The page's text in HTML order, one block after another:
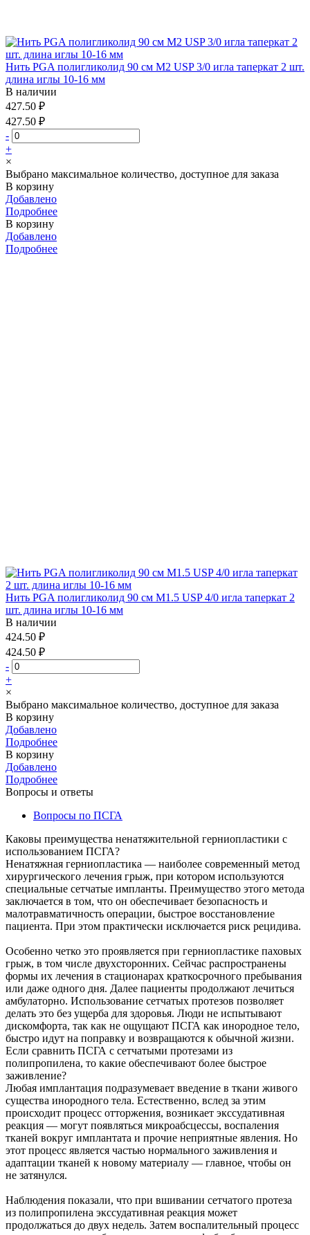
Нить PGA полигликолид 90 см М2 USP 3/0 игла таперкат 2 шт.
длина иглы 10-16 мм
В наличии
427.50 ₽
427.50 ₽
-
+
×
Выбрано максимальное количество, доступное для заказа
В корзину
Добавлено
Подробнее
В корзину
Добавлено
Подробнее
Нить PGA полигликолид 90 см М1.5 USP 4/0 игла таперкат 2
шт. длина иглы 10-16 мм
В наличии
424.50 ₽
424.50 ₽
-
+
×
Выбрано максимальное количество, доступное для заказа
В корзину
Добавлено
Подробнее
В корзину
Добавлено
Подробнее
Вопросы и ответы
Вопросы по ПСГА
Каковы преимущества ненатяжительной герниопластики с
использованием ПСГА?
Ненатяжная герниопластика — наиболее современный метод
хирургического лечения грыж, при котором используются
специальные сетчатые импланты. Преимущество этого метода
заключается в том, что он обеспечивает безопасность и
малотравматичность операции, быстрое восстановление
пациента. При этом практически исключается риск рецидива.
Особенно четко это проявляется при герниопластике паховых
грыж, в том числе двухсторонних. Сейчас распространены
формы их лечения в стационарах краткосрочного пребывания
или даже одного дня. Далее пациенты продолжают лечиться
амбулаторно. Использование сетчатых протезов позволяет
делать это без ущерба для здоровья. Люди не испытывают
дискомфорта, так как не ощущают ПСГА как инородное тело,
быстро идут на поправку и возвращаются к обычной жизни.
Если сравнить ПСГА с сетчатыми протезами из
полипропилена, то какие обеспечивают более быстрое
заживление?
Любая имплантация подразумевает введение в ткани живого
существа инородного тела. Естественно, вслед за этим
происходит процесс отторжения, возникает экссудативная
реакция — могут появляться микроабсцессы, воспаления
тканей вокруг имплантата и прочие неприятные явления. Но
этот процесс является частью нормального заживления и
адаптации тканей к новому материалу — главное, чтобы он
не затянулся.
Наблюдения показали, что при вшивании сетчатого протеза
из полипропилена экссудативная реакция может
продолжаться до двух недель. Затем воспалительный процесс